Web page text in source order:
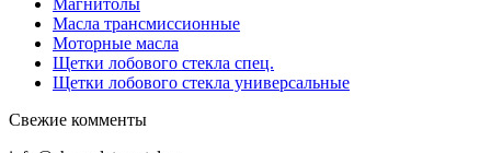
Магнитолы
Масла трансмиссионные
Моторные масла
Щетки лобового стекла спец.
Щетки лобового стекла универсальные
Свежие комменты